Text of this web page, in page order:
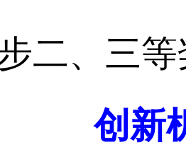
二、三
创新